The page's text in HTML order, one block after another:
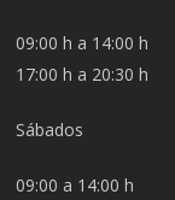
09:00 h a 14:00 h
17:00 h a 20:30 h
Sábados
09:00 a 14:00 h